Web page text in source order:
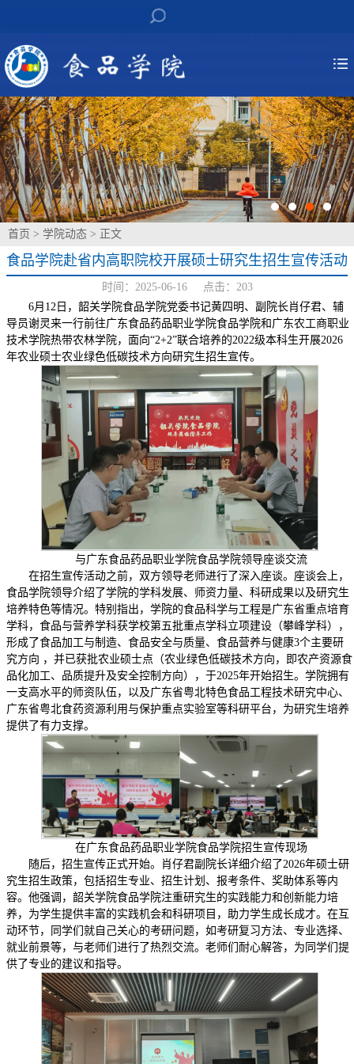
首页 > 学院动态 > 正文
食品学院赴省内高职院校开展硕士研究生招生宣传活动
时间：2025-06-16 点击： 203
6月12日，韶关学院食品学院党委书记黄四明、副院长肖仔君、辅
导员谢灵来一行前往广东食品药品职业学院食品学院和广东农工商职业
技术学院热带农林学院，面向“2+2”联合培养的2022级本科生开展2026
年农业硕士农业绿色低碳技术方向研究生招生宣传。
与广东食品药品职业学院食品学院领导座谈交流
在招生宣传活动之前，双方领导老师进行了深入座谈。座谈会上，
食品学院领导介绍了学院的学科发展、师资力量、科研成果以及研究生
培养特色等情况。特别指出，学院的食品科学与工程是广东省重点培育
学科，食品与营养学科获学校第五批重点学科立项建设（攀峰学科），
形成了食品加工与制造、食品安全与质量、食品营养与健康3个主要研
究方向 ，并已获批农业硕士点（农业绿色低碳技术方向，即农产资源食
品化加工、品质提升及安全控制方向），于2025年开始招生。学院拥有
一支高水平的师资队伍，以及广东省粤北特色食品工程技术研究中心、
广东省粤北食药资源利用与保护重点实验室等科研平台，为研究生培养
提供了有力支撑。
在广东食品药品职业学院食品学院招生宣传现场
随后，招生宣传正式开始。肖仔君副院长详细介绍了2026年硕士研
究生招生政策，包括招生专业、招生计划、报考条件、奖助体系等内
容。他强调，韶关学院食品学院注重研究生的实践能力和创新能力培
养，为学生提供丰富的实践机会和科研项目，助力学生成长成才。在互
动环节，同学们就自己关心的考研问题，如考研复习方法、专业选择、
就业前景等，与老师们进行了热烈交流。老师们耐心解答，为同学们提
供了专业的建议和指导。